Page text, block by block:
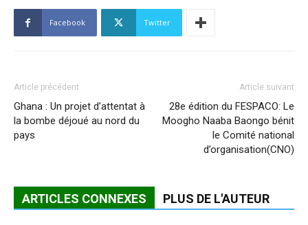
Facebook Twitter
Article précédent
Ghana : Un projet d’attentat à
la bombe déjoué au nord du
pays
Article suivant
28e édition du FESPACO: Le
Moogho Naaba Baongo bénit
le Comité national
d’organisation(CNO)
ARTICLES CONNEXES PLUS DE L'AUTEUR